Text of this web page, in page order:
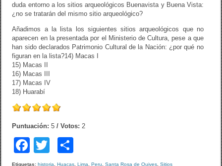
duda entorno a los sitios arqueológicos Buenavista y Buena Vista:
¿no se tratarán del mismo sitio arqueológico?
Añadimos a la lista los siguientes sitios arqueológicos que no
aparecen en la presentada por el Ministerio de Cultura, pese a que
han sido declarados Patrimonio Cultural de la Nación: ¿por qué no
figuran en la lista?14) Macas I
15) Macas II
16) Macas III
17) Macas IV
18) Huarabí
Puntuación:5 / Votos: 2
F
a
T
wi o
Etiquetas:historia ,Huacas ,Lima ,Peru ,Santa Rosa de Quives ,Sitios